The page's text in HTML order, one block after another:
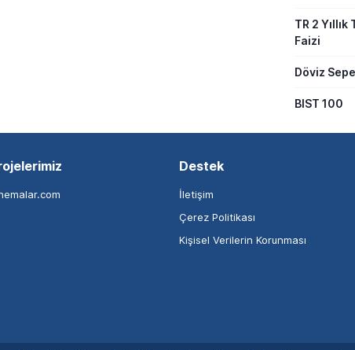
TR 2 Yıllık
Faizi
Döviz
BIST 100
Destek
İletişim
Çerez Politikası
Kişisel Verilerin Korunması